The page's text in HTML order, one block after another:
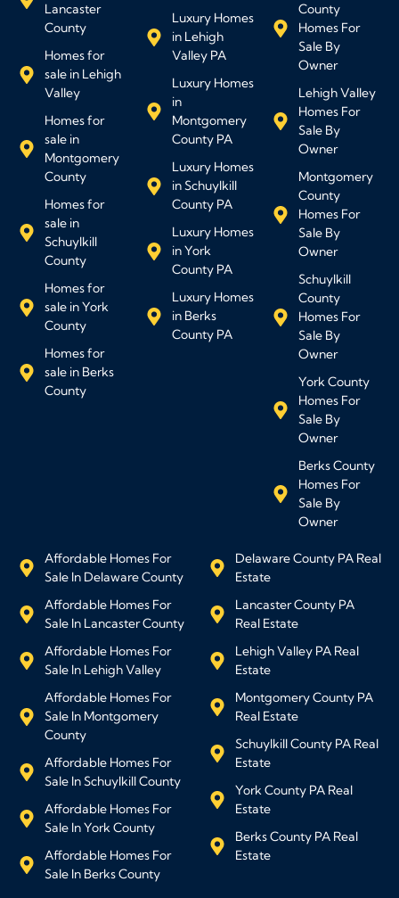
Lancaster
County
Homes for
sale in Lehigh
Valley
Homes for
sale in
Montgomery
County
Homes for
sale in
Schuylkill
County
Homes for
sale in York
County
Homes for
sale in Berks
County
Luxury Homes
in Lehigh
Valley PA
Luxury Homes
in
Montgomery
County PA
Luxury Homes
in Schuylkill
County PA
Luxury Homes
in York
County PA
Luxury Homes
in Berks
County PA
County
Homes For
Sale By
Owner
Lehigh Valley
Homes For
Sale By
Owner
Montgomery
County
Homes For
Sale By
Owner
Schuylkill
County
Homes For
Sale By
Owner
York County
Homes For
Sale By
Owner
Berks County
Homes For
Sale By
Owner
Affordable Homes For
Sale In Delaware County
Affordable Homes For
Sale In Lancaster County
Affordable Homes For
Sale In Lehigh Valley
Affordable Homes For
Sale In Montgomery
County
Affordable Homes For
Sale In Schuylkill County
Affordable Homes For
Sale In York County
Affordable Homes For
Sale In Berks County
Delaware County PA Real
Estate
Lancaster County PA
Real Estate
Lehigh Valley PA Real
Estate
Montgomery County PA
Real Estate
Schuylkill County PA Real
Estate
York County PA Real
Estate
Berks County PA Real
Estate